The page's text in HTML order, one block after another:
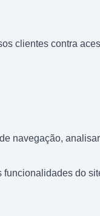
clientes contra
navegação,
funcionalidades do